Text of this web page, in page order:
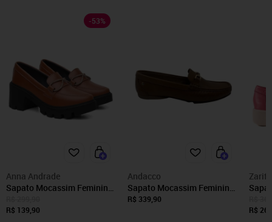
-53%
Anna Andrade
Sapato Mocassim Feminino
Médio Tratorado Plataforma
R$ 139,90
Andacco
Sapato Mocassim Feminino
Couro Andacco Marrom
R$ 339,90
Zariff
R$